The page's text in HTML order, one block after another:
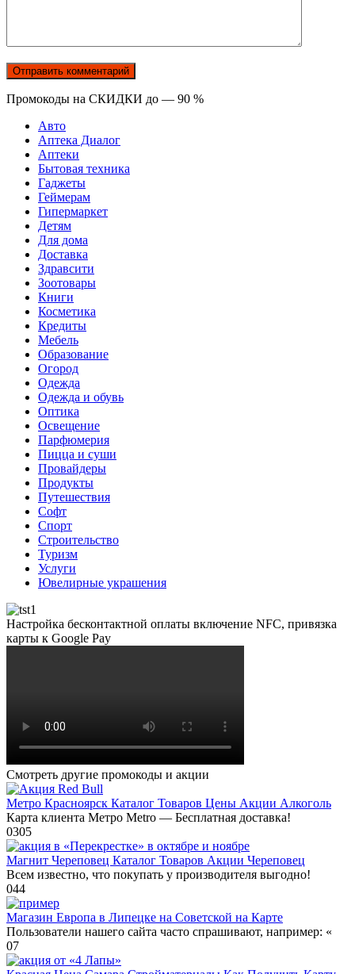
Промокоды на СКИДКИ до — 90 %
Авто
Аптека Диалог
Аптеки
Бытовая техника
Гаджеты
Геймерам
Гипермаркет
Детям
Для дома
Доставка
Здравсити
Зоотовары
Книги
Косметика
Кредиты
Мебель
Образование
Огород
Одежда
Одежда и обувь
Оптика
Освещение
Парфюмерия
Пицца и суши
Провайдеры
Продукты
Путешествия
Софт
Спорт
Строительство
Туризм
Услуги
Ювелирные украшения
Настройка бесконтактной оплаты включение NFC, привязка
карты к Google Pay
Смотреть другие промокоды и акции
Метро Красноярск Каталог Товаров Цены Акции Алкоголь
Карта клиента Метро Metro — Бесплатная доставка!
0305
Магнит Череповец Каталог Товаров Акции Череповец
Всем известно, что покупать у производителя выгодно!
044
Магазин Европа в Липецке на Советской на Карте
Пользователи нашего сайта часто спрашивают, например: «
07